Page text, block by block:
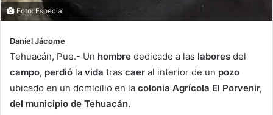
Foto: Especial
Daniel Jácome
Tehuacán, Pue.- Un hombre dedicado a las labores del
campo, perdió la vida tras caer al interior de un pozo
ubicado en un domicilio en la colonia Agrícola El Porvenir,
del municipio de Tehuacán.